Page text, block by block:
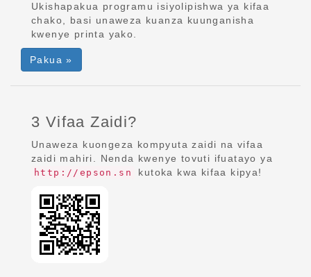
Ukishapakua programu isiyolipishwa ya kifaa
chako, basi unaweza kuanza kuunganisha
kwenye printa yako.
Pakua »
3 Vifaa Zaidi?
Unaweza kuongeza kompyuta zaidi na vifaa
zaidi mahiri. Nenda kwenye tovuti ifuatayo ya
http://epson.sn kutoka kwa kifaa kipya!